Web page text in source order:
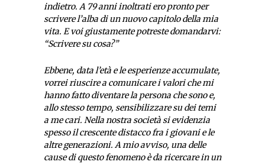
indietro. A 79 anni inoltrati ero pronto per
scrivere l’alba di un nuovo capitolo della mia
vita. E voi giustamente potreste domandarvi:
“Scrivere su cosa?”
Ebbene, data l’età e le esperienze accumulate,
vorrei riuscire a comunicare i valori che mi
hanno fatto diventare la persona che sono e,
allo stesso tempo, sensibilizzare su dei temi
a me cari. Nella nostra società si evidenzia
spesso il crescente distacco fra i giovani e le
altre generazioni. A mio avviso, una delle
cause di questo fenomeno è da ricercare in un